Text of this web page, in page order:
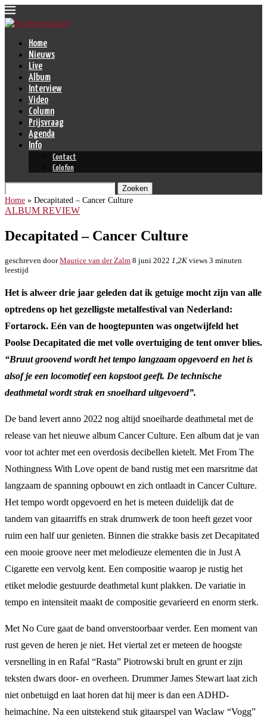
Home
Nieuws
Live
Album
Interview
Video
Column
Prijsvraag
Agenda
Info
Contact
Colofon
Zoeken
Home » Decapitated – Cancer Culture
ALBUM REVIEW
Decapitated – Cancer Culture
geschreven doorMaurice van der Zalm 8 juni 2022 1,2K views 3 minuten
leestijd
Het is alweer drie jaar geleden dat ik getuige mocht zijn van alle
optredens op het gezelligste metalfestival van Nederland:
Fortarock. Eén van de hoogtepunten was ongetwijfeld het
Poolse Decapitated die met volle overtuiging de tent omver blies.
“Bruut groovend wordt het tempo langzaam opgevoerd en het is
alsof je een locomotief een kopstoot geeft. De technische
deathmetal wordt strak en snoeihard uitgevoerd”.
De band levert anno 2022 nog altijd snoeiharde deathmetal met de
release van het nieuwe album Cancer Culture. Een album dat je van
voor tot achter met een overdosis decibellen kietelt. Met From The
Nothingness With Love opent de band rustig met een marsritme dat
langzaam de spanning opbouwt en zich ontlaadt in Cancer Culture.
Het tempo wordt opgevoerd en het is meteen duidelijk dat de
tandem van gitaarriffs en strak drumwerk de toon heeft gezet voor
ruim een half uur genieten. Binnen die strakke basis zet Decapitated
een mooie groove neer met melodieuze elementen die in Just A
Cigarette een vervolg kent. Een compositie waarop je rustig het
etiket melodie gestuurde deathmetal kunt plakken. De variatie in
tempo en intensiteit maakt de compositie gevarieerd en enorm sterk.
Met No Cure gaat de band onverstoorbaar verder. Een moment van
rust geven de heren je niet. Het viertal zet er meteen de hoogste
versnelling in en Rafal “Rasta” Piotrowski brult en grunt er zijn
teksten dwars door- en overheen. Drummer James Stewart laat zich
niet onbetuigd en laat horen dat hij meer is dan een ADHD-
heimachine. Na een uitstekend stuk gitaarspel van Waclaw “Vogg”